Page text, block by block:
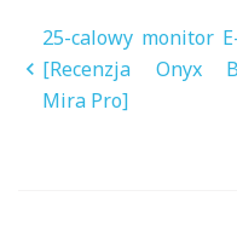
Nawigacja
wpisu
25-calowy monitor
[Recenzja Onyx
Mira Pro]